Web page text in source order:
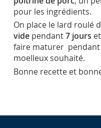
pour les ingrédients.
On place le lard roulé
vidependant7 jours
faire maturer pendant
moelleux souhaité.
Bonne recette et